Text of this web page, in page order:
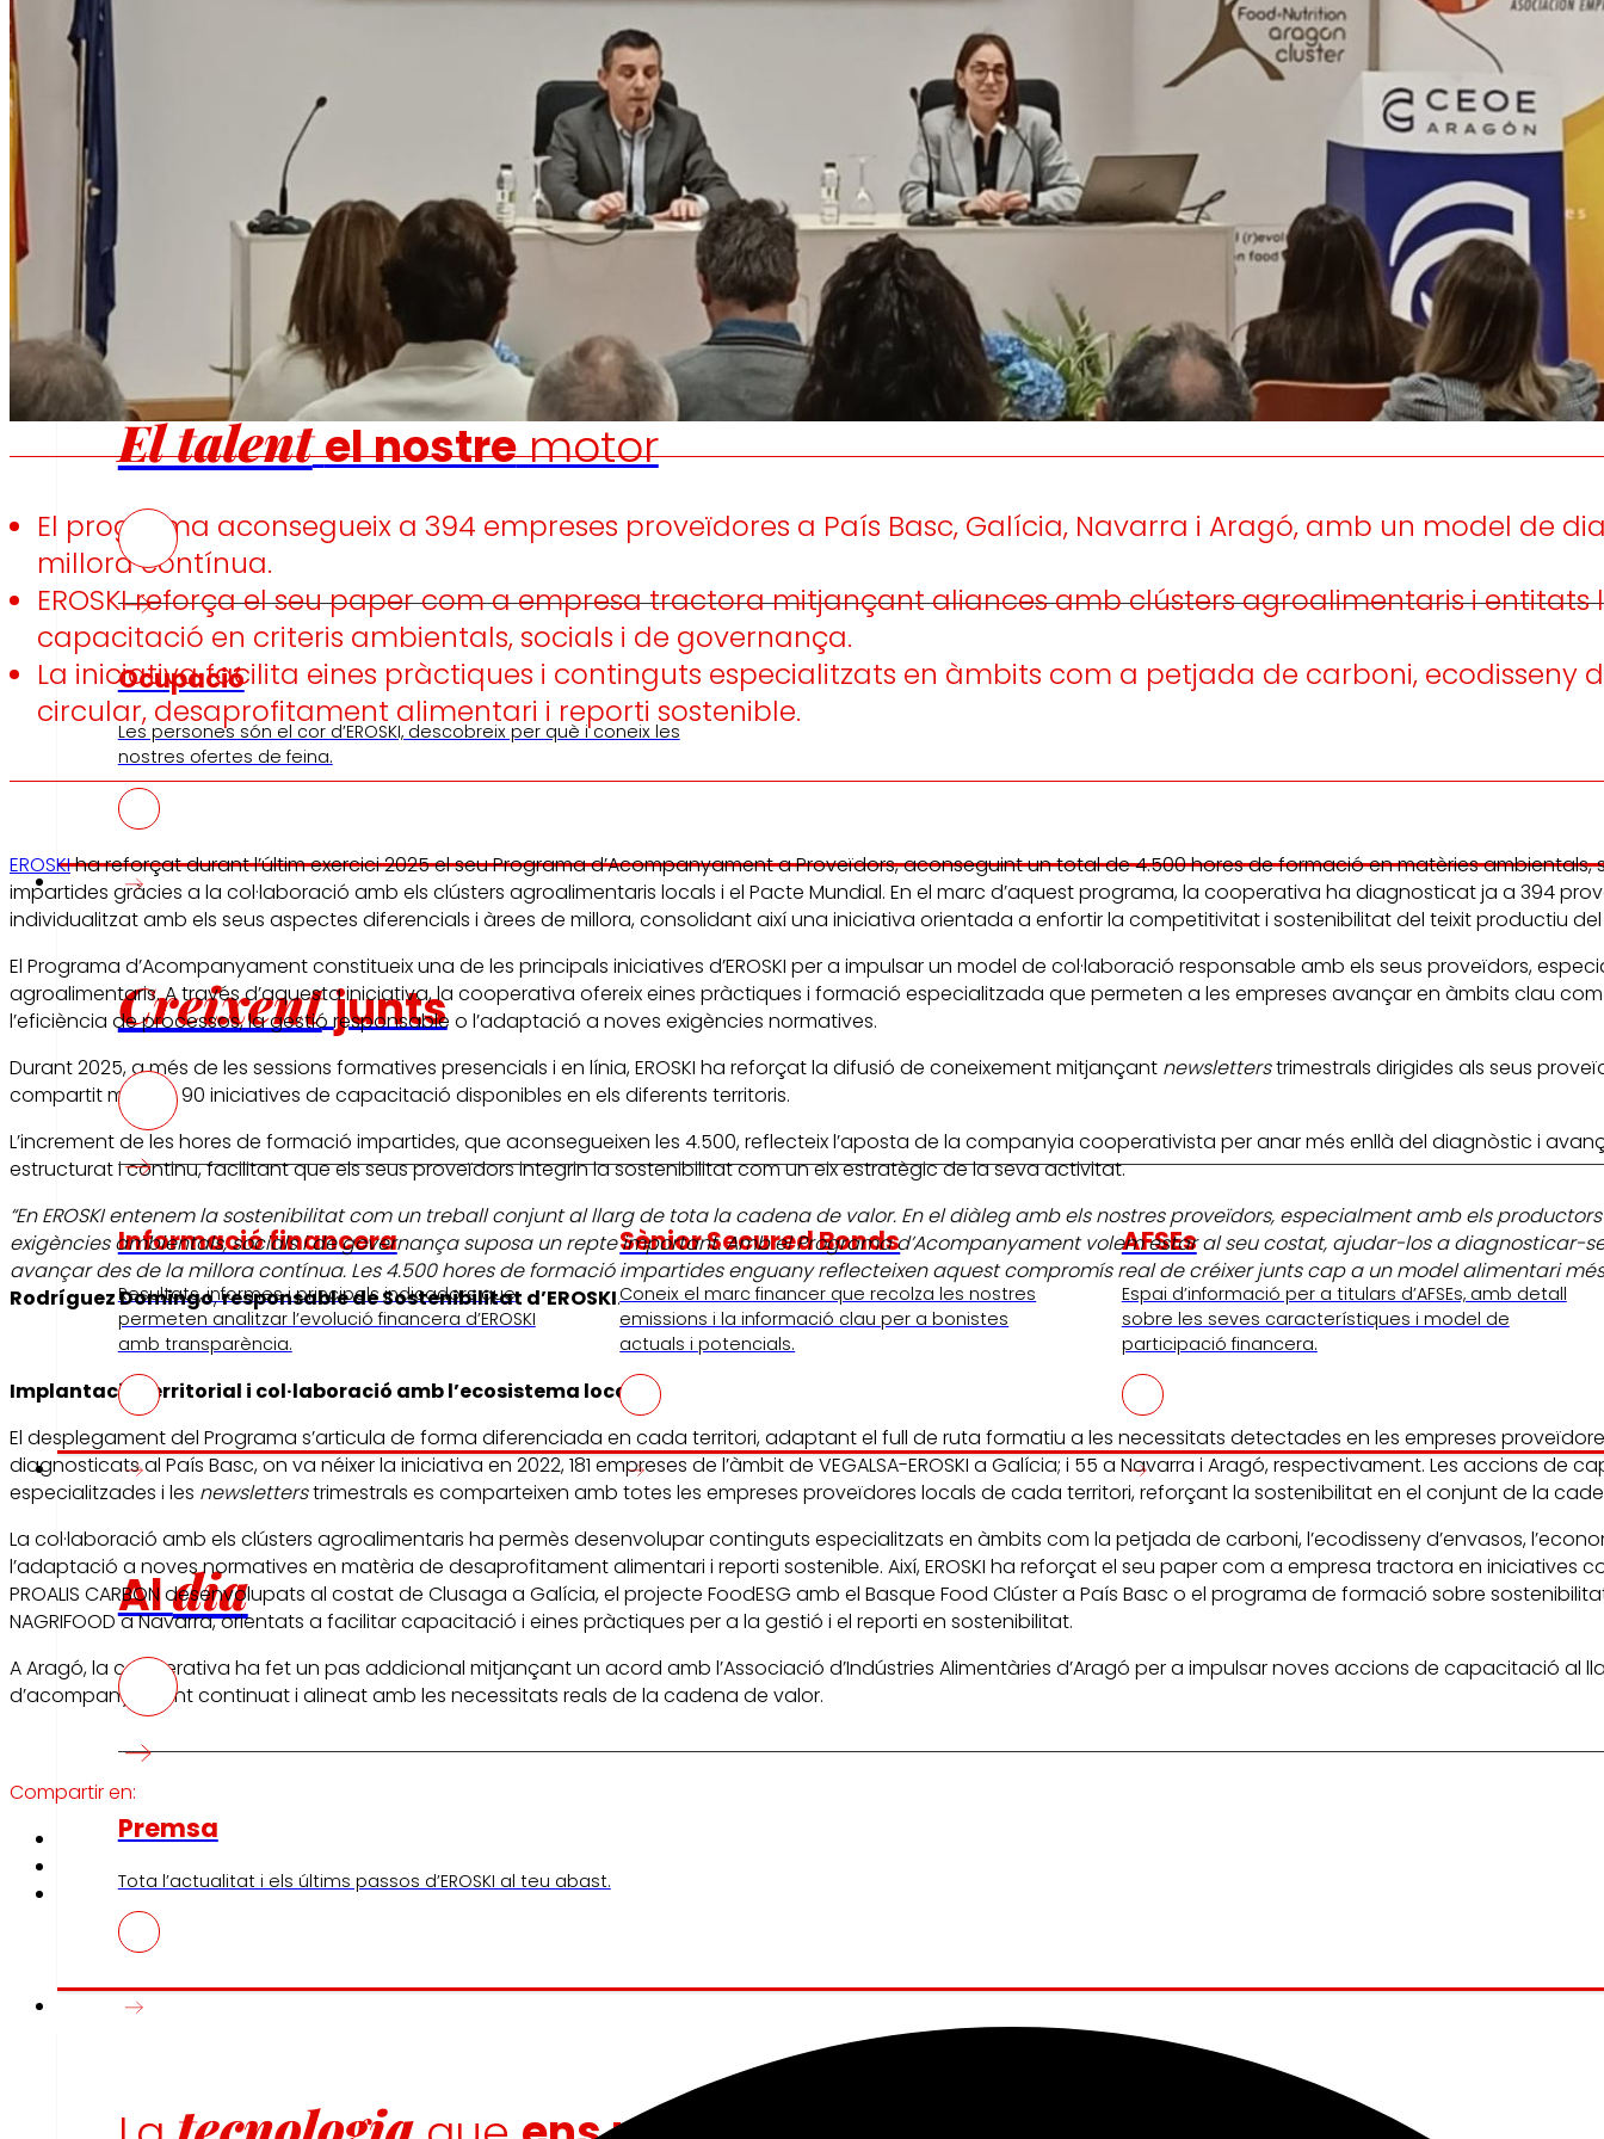
l'alimentació
saludable.
Generem riquesa local
solidaritaten l'entorn.
Promovem
el desenvolupament de les
persones treballadores.
Escoltemiinformem
persones
Ocupació
El talentel nostremotor
Ocupació
Les persones són el cor d’EROSKI, descobreix per què i coneix les
nostres ofertes de feina.
Inversors
Creixentjunts
Informació financera
Resultats, informes i principals indicadors que
permeten analitzar l’evolució financera d’EROSKI
amb transparència.
Sènior Secured Bonds
Coneix el marc financer que recolza les nostres
emissions i la informació clau per a bonistes
actuals i potencials.
AFSEs
Espai d’informació per a titulars d’AFSEs, amb detall
sobre les seves característiques i model de
participació financera.
Premsa
Aldia
Premsa
Tota l’actualitat i els últims passos d’EROSKI al teu abast.
Innovació
El programa aconsegueix a 394 empreses proveïdores a País Basc, Galícia, Navarra i Aragó, amb un model de
millora contínua.
EROSKI reforça el seu paper com a empresa tractora mitjançant aliances amb clústers agroalimentaris i
capacitació en criteris ambientals, socials i de governança.
La iniciativa facilita eines pràctiques i continguts especialitzats en àmbits com a petjada de carboni, ecodisseny
circular, desaprofitament alimentari i reporti sostenible.
EROSKIha reforçat durant l’últim exercici 2025 el seu Programa d’Acompanyament a Proveïdors, aconseguint un total de 4.500 hores de formació en matèries ambientals,
impartides gràcies a la col·laboració amb els clústers agroalimentaris locals i el Pacte Mundial. En el marc d’aquest programa, la cooperativa ha diagnosticat ja a 394
individualitzat amb els seus aspectes diferencials i àrees de millora, consolidant així una iniciativa orientada a enfortir la competitivitat i sostenibilitat del teixit productiu
El Programa d’Acompanyament constitueix una de les principals iniciatives d’EROSKI per a impulsar un model de col·laboració responsable amb els seus proveïdors,
agroalimentaris. A través d’aquesta iniciativa, la cooperativa ofereix eines pràctiques i formació especialitzada que permeten a les empreses avançar en àmbits clau
l’eficiència de processos, la gestió responsable o l’adaptació a noves exigències normatives.
Durant 2025, a més de les sessions formatives presencials i en línia, EROSKI ha reforçat la difusió de coneixement mitjançant newsletterstrimestrals dirigides als seus
compartit més de 90 iniciatives de capacitació disponibles en els diferents territoris.
L’increment de les hores de formació impartides, que aconsegueixen les 4.500, reflecteix l’aposta de la companyia cooperativista per anar més enllà del diagnòstic i
estructurat i continu, facilitant que els seus proveïdors integrin la sostenibilitat com un eix estratègic de la seva activitat.
“En EROSKI entenem la sostenibilitat com un treball conjunt al llarg de tota la cadena de valor. En el diàleg amb els nostres proveïdors, especialment amb els
exigències ambientals, socials i de governança suposa un repte important. Amb el Programa d’Acompanyament volem estar al seu costat, ajudar-los a diagnosticar-
avançar des de la millora contínua. Les 4.500 hores de formació impartides enguany reflecteixen aquest compromís real de créixer junts cap a un model alimentari
Rodríguez Domingo,responsable de Sostenibilitat d’EROSKI.
Implantació territorial i col·laboració amb l’ecosistema local
El desplegament del Programa s’articula de forma diferenciada en cada territori, adaptant el full de ruta formatiu a les necessitats detectades en les empreses
diagnosticats al País Basc, on va néixer la iniciativa en 2022, 181 empreses de l’àmbit de VEGALSA-EROSKI a Galícia; i 55 a Navarra i Aragó, respectivament. Les accions de
especialitzades i les newsletterstrimestrals es comparteixen amb totes les empreses proveïdores locals de cada territori, reforçant la sostenibilitat en el conjunt de la
La col·laboració amb els clústers agroalimentaris ha permès desenvolupar continguts especialitzats en àmbits com la petjada de carboni, l’ecodisseny d’envasos,
l’adaptació a noves normatives en matèria de desaprofitament alimentari i reporti sostenible. Així, EROSKI ha reforçat el seu paper com a empresa tractora en iniciatives
PROALIS CARBON desenvolupats al costat de Clusaga a Galícia, el projecte FoodESG amb el Basque Food Clúster a País Basc o el programa de formació sobre
NAGRIFOOD a Navarra, orientats a facilitar capacitació i eines pràctiques per a la gestió i el reporti en sostenibilitat.
A Aragó, la cooperativa ha fet un pas addicional mitjançant un acord amb l’Associació d’Indústries Alimentàries d’Aragó per a impulsar noves accions de capacitació al
d’acompanyament continuat i alineat amb les necessitats reals de la cadena de valor.
Compartir en: